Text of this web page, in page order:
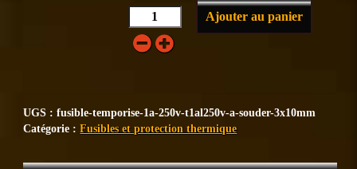
Ajouter au panier
UGS :fusible-temporise-1a-250v-t1al250v-a-souder-3x10mm
Catégorie :Fusibles et protection thermique